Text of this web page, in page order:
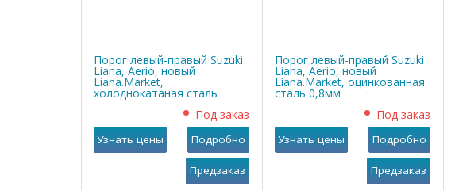
Порог левый-правый Suzuki
Liana, Aerio, новый
Liana.Market,
холоднокатаная сталь
0,8мм
Под заказ
Узнать цены Подробно
Порог левый-правый Suzuki
Liana, Aerio, новый
Liana.Market, оцинкованная
сталь 0,8мм
Под заказ
Узнать цены Подробно